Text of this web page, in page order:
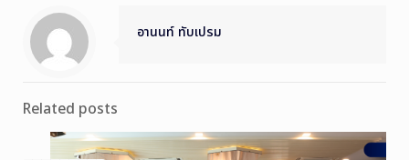
อานนท์ ทับเปรม
Related posts